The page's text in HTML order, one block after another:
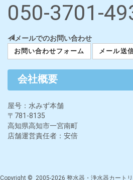
050-3701-
メールでのお問い合わせ
お問い合わせフォーム メール送
会社概要
屋号：水みず本舗
〒781-8135
高知県高知市一宮南町
店舗運営責任者：安倍
Copyright © 2005-2026 整水器・浄水器カート